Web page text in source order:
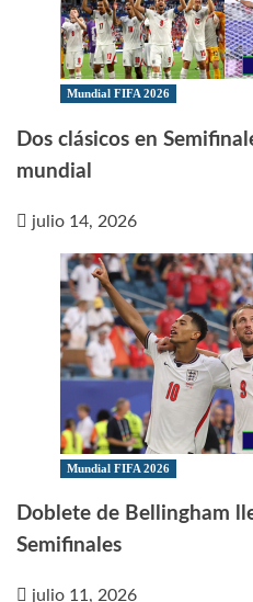
Mundial FIFA 2026
Dos clásicos en
mundial
julio 14, 2026
Mundial FIFA 2026
Doblete de Bellingham
Semifinales
julio 11, 2026